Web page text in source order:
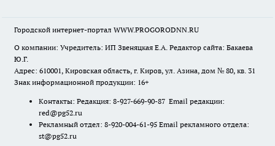
Городской интернет-портал WWW.PROGORODNN.RU
О компании: Учредитель: ИП Звеняцкая Е.А. Редактор сайта: Бакаева
Ю.Г.
Адрес: 610001, Кировская область, г. Киров, ул. Азина, дом № 80, кв. 31
Знак информационной продукции: 16+
Контакты: Редакция: 8-927-669-90-87 Email редакции:
red@pg52.ru
Рекламный отдел: 8-920-004-61-95 Email рекламного отдела:
st@pg52.ru